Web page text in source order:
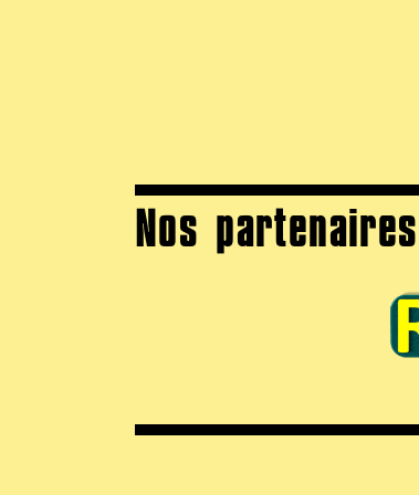
Nos partenaires